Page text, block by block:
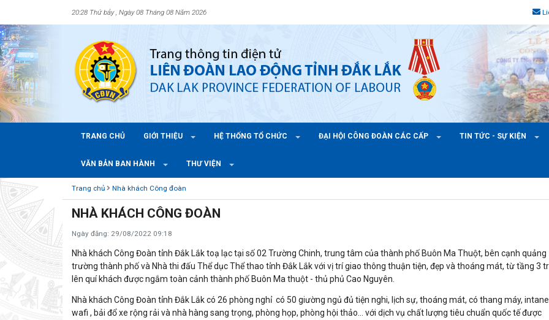
20:28 Thứ bảy , Ngày 08 Tháng 08 Năm 2026
TRANG CHỦ GIỚI THIỆU HỆ THỐNG TỔ CHỨC ĐẠI HỘI CÔNG ĐOÀN CÁC CẤP TIN TỨC - SỰ KIỆN
VĂN BẢN BAN HÀNH THƯ VIỆN
Trang chủ Nhà khách Công đoàn
NHÀ KHÁCH CÔNG ĐOÀN
Ngày đăng: 29/08/2022 09:18
Nhà khách Công Đoàn tỉnh Đắk Lắk toạ lạc tại số 02 Trường Chinh, trung tâm của thành phố Buôn Ma Thuột, bên cạnh quảng
trường thành phố và Nhà thi đấu Thể dục Thể thao tỉnh Đắk Lắk với vị trí giao thông thuận tiện, đẹp và thoáng mát, từ tầng 3
lên quí khách được ngắm toàn cảnh thành phố Buôn Ma thuột - thủ phủ Cao Nguyên.
Nhà khách Công Đoàn tỉnh Đắk Lắk có 26 phòng nghỉ có 50 giường ngủ đủ tiện nghi, lịch sự, thoáng mát, có thang máy,
wafi , bải đổ xe rộng rải và nhà hàng sang trọng, phòng họp, phòng hội thảo... với dịch vụ chất lượng tiêu chuẩn quốc tế được